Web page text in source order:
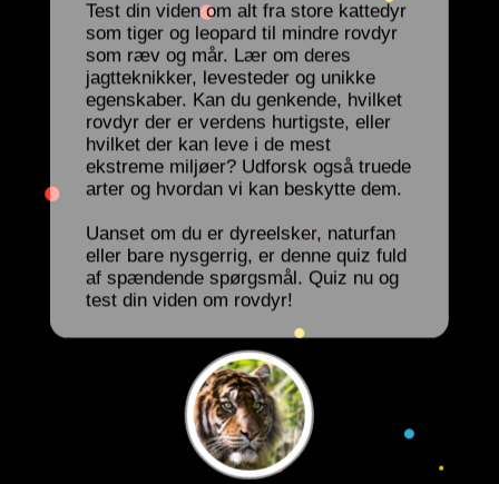
Test din viden om alt fra store kattedyr
som tiger og leopard til mindre rovdyr
som ræv og mår. Lær om deres
jagtteknikker, levesteder og unikke
egenskaber. Kan du genkende, hvilket
rovdyr der er verdens hurtigste, eller
hvilket der kan leve i de mest
ekstreme miljøer? Udforsk også truede
arter og hvordan vi kan beskytte dem.
Uanset om du er dyreelsker, naturfan
eller bare nysgerrig, er denne quiz fuld
af spændende spørgsmål. Quiz nu og
test din viden om rovdyr!